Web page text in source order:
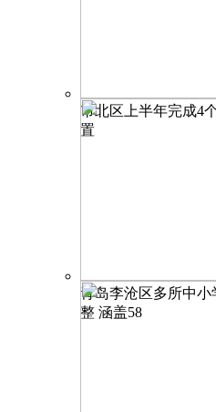
市北区上半年完成4
置
青岛李沧区多所中小
整 涵盖58